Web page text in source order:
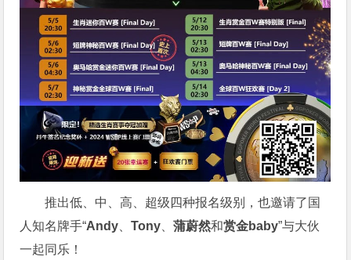
推出低、中、高、超级四种报名级别，也邀请了国
人知名牌手“Andy 、Tony 、蒲蔚然和赏金baby”与大伙
一起同乐！